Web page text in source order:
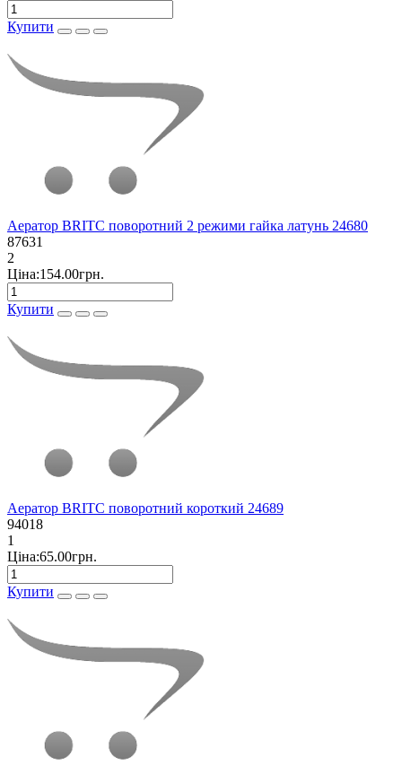
Купити
Аератор BRITC поворотний 2 режими гайка латунь 24680
87631
2
Ціна:154.00грн.
Купити
Аератор BRITC поворотний короткий 24689
94018
1
Ціна:65.00грн.
Купити